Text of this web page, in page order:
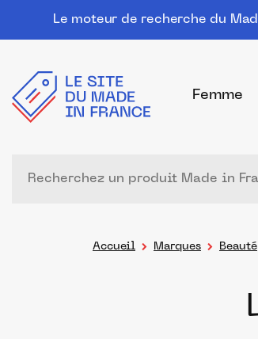
Le moteur de recherche du
Femme
Accueil Marques Beauté